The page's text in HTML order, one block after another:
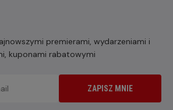
premierami, wydarzeniami i
kuponami rabatowymi
ZAPISZ MNIE